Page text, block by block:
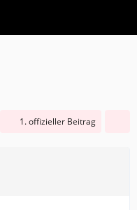
1. offizieller Beitrag